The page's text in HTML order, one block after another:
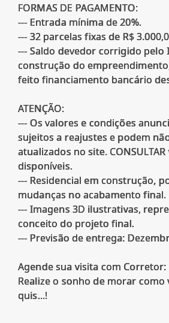
FORMAS DE PAGAMENTO:
--- Entrada mínima de 20%.
--- 32 parcelas fixas de R$
--- Saldo devedor corrigido pelo
construção do
feito financiamento bancário
ATENÇÃO:
--- Os valores e condições
sujeitos a reajustes e podem
atualizados no site.
disponíveis.
--- Residencial em construção,
mudanças no acabamento final.
--- Imagens 3D ilustrativas,
conceito do projeto final.
--- Previsão de entrega:
Agende sua visita com Corretor:
Realize o sonho de morar como
quis...!